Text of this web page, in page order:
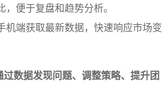
便于复盘和趋势分析。
端获取最新数据，快速响应市场变
数据发现问题、调整策略、提升团